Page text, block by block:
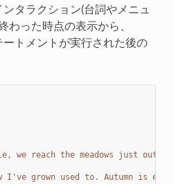
タラクション(台詞やメニュ
わった時点の表示から、
トメントが実行された後の
we reach the meadows just
grown used to. Autumn is